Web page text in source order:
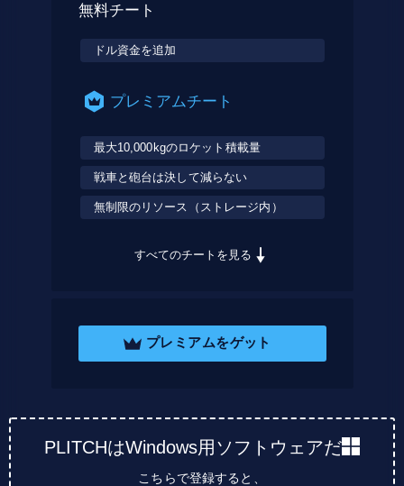
無料チート
ドル資金を追加
プレミアムチート
最大10,000kgのロケット積載量
戦車と砲台は決して減らない
無制限のリソース（ストレージ内）
すべてのチートを見る
プレミアムをゲット
PLITCHはWindows用ソフトウェアだ
こちらで登録すると、